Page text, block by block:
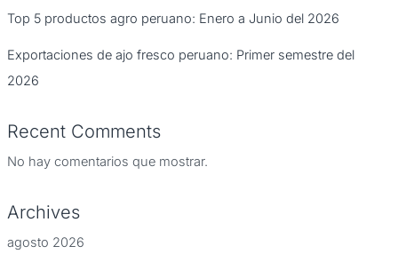
Top 5 productos agro peruano: Enero a Junio del 2026
Exportaciones de ajo fresco peruano: Primer semestre del
2026
Recent Comments
No hay comentarios que mostrar.
Archives
agosto 2026